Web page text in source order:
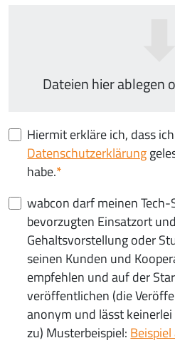
Dateien hier ablegen
Hiermit erkläre ich, dass
Datenschutzerklärung
habe.
wabcon darf meinen Tech-
bevorzugten Einsatzort
Gehaltsvorstellung oder
seinen Kunden und
empfehlen und auf der
veröffentlichen (die
anonym und lässt
zu) Musterbeispiel: